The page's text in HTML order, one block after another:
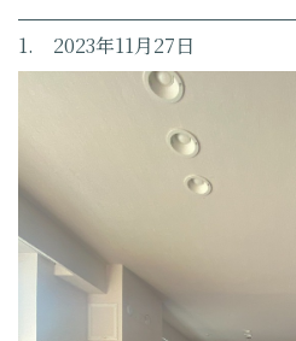
1. 2023年11月27日